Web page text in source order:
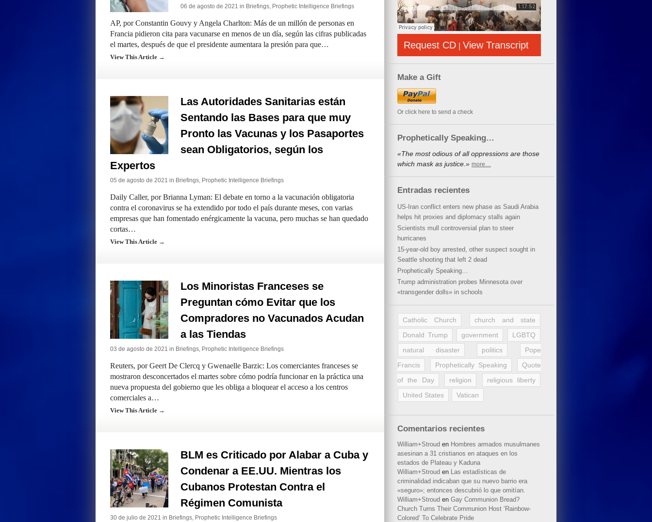
06 de agosto de 2021 in Briefings, Prophetic Intelligence Briefings
AP, por Constantin Gouvy y Angela Charlton: Más de un millón de personas en
Francia pidieron cita para vacunarse en menos de un día, según las cifras publicadas
el martes, después de que el presidente aumentara la presión para que…
View This Article →
Las Autoridades Sanitarias están
Sentando las Bases para que muy
Pronto las Vacunas y los Pasaportes
sean Obligatorios, según los
Expertos
05 de agosto de 2021 in Briefings, Prophetic Intelligence Briefings
Daily Caller, por Brianna Lyman: El debate en torno a la vacunación obligatoria
contra el coronavirus se ha extendido por todo el país durante meses, con varias
empresas que han fomentado enérgicamente la vacuna, pero muchas se han quedado
cortas…
View This Article →
Los Minoristas Franceses se
Preguntan cómo Evitar que los
Compradores no Vacunados Acudan
a las Tiendas
03 de agosto de 2021 in Briefings, Prophetic Intelligence Briefings
Reuters, por Geert De Clercq y Gwenaelle Barzic: Los comerciantes franceses se
mostraron desconcertados el martes sobre cómo podría funcionar en la práctica una
nueva propuesta del gobierno que les obliga a bloquear el acceso a los centros
comerciales a…
View This Article →
BLM es Criticado por Alabar a Cuba y
Condenar a EE.UU. Mientras los
Cubanos Protestan Contra el
Régimen Comunista
30 de julio de 2021 in Briefings, Prophetic Intelligence Briefings
Request CD | View Transcript
Make a Gift
Or click here to send a check
Prophetically Speaking…
«The most odious of all oppressions are those
which mask as justice.» more…
Entradas recientes
US-Iran conflict enters new phase as Saudi Arabia
helps hit proxies and diplomacy stalls again
Scientists mull controversial plan to steer
hurricanes
15-year-old boy arrested, other suspect sought in
Seattle shooting that left 2 dead
Prophetically Speaking…
Trump administration probes Minnesota over
«transgender dolls» in schools
Catholic Church
church and state
Donald Trump
government
LGBTQ
natural disaster
politics
Pope
Francis
Prophetically Speaking
Quote
of the Day
religion
religious liberty
United States
Vatican
Comentarios recientes
William+Stroud en Hombres armados musulmanes
asesinan a 31 cristianos en ataques en los
estados de Plateau y Kaduna
William+Stroud en Las estadísticas de
criminalidad indicaban que su nuevo barrio era
«seguro»; entonces descubrió lo que omitían.
William+Stroud en Gay Communion Bread?
Church Turns Their Communion Host ‘Rainbow-
Colored’ To Celebrate Pride